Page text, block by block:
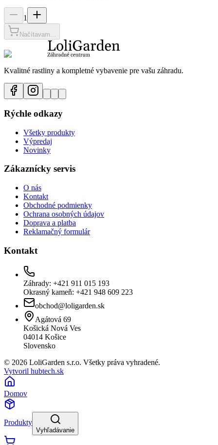
1
Načítavam...
Kvalitné rastliny a kompletné vybavenie pre vašu záhradu.
Rýchle odkazy
Všetky produkty
Výpredaj
Novinky
Zákaznícky servis
O nás
Kontakt
Obchodné podmienky
Ochrana osobných údajov
Doprava a platba
Reklamačný formulár
Kontakt
Záhrady: +421 911 015 193
Okrasný kameň: +421 948 609 223
obchod@loligarden.sk
Agátová 69
Košická Nová Ves
04014 Košice
Slovensko
© 2026 LoliGarden s.r.o. Všetky práva vyhradené.
Vytvoril hubtech.sk
Domov
Produkty
Vyhľadávanie